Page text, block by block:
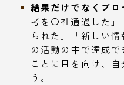
結果だけでなくプ
考を〇社通過した
られた」「新しい
の活動の中で達成
ことに目を向け、
う。